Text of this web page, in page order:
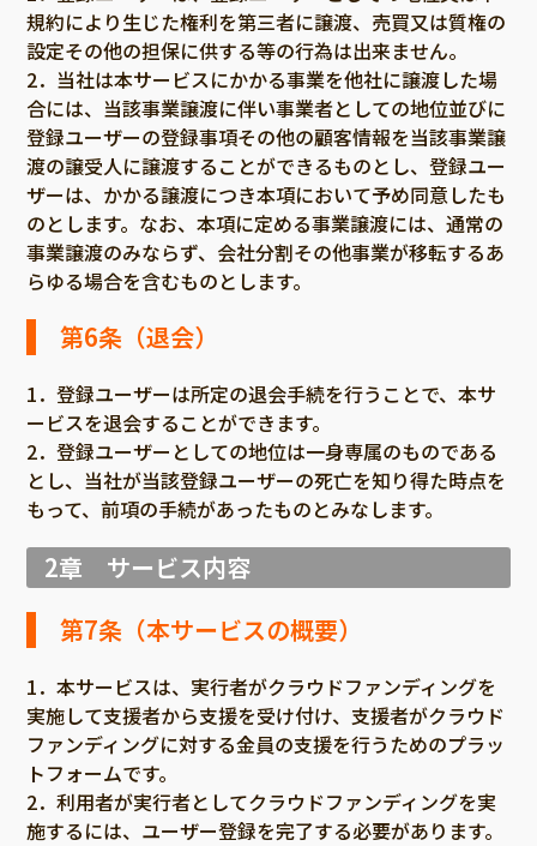
規約により生じた権利を第三者に譲渡、売買又は質権の
設定その他の担保に供する等の行為は出来ません。
2．当社は本サービスにかかる事業を他社に譲渡した場
合には、当該事業譲渡に伴い事業者としての地位並びに
登録ユーザーの登録事項その他の顧客情報を当該事業譲
渡の譲受人に譲渡することができるものとし、登録ユー
ザーは、かかる譲渡につき本項において予め同意したも
のとします。なお、本項に定める事業譲渡には、通常の
事業譲渡のみならず、会社分割その他事業が移転するあ
らゆる場合を含むものとします。
第6条（退会）
1．登録ユーザーは所定の退会手続を行うことで、本サ
ービスを退会することができます。
2．登録ユーザーとしての地位は一身専属のものである
とし、当社が当該登録ユーザーの死亡を知り得た時点を
もって、前項の手続があったものとみなします。
2章 サービス内容
第7条（本サービスの概要）
1．本サービスは、実行者がクラウドファンディングを
実施して支援者から支援を受け付け、支援者がクラウド
ファンディングに対する金員の支援を行うためのプラッ
トフォームです。
2．利用者が実行者としてクラウドファンディングを実
施するには、ユーザー登録を完了する必要があります。